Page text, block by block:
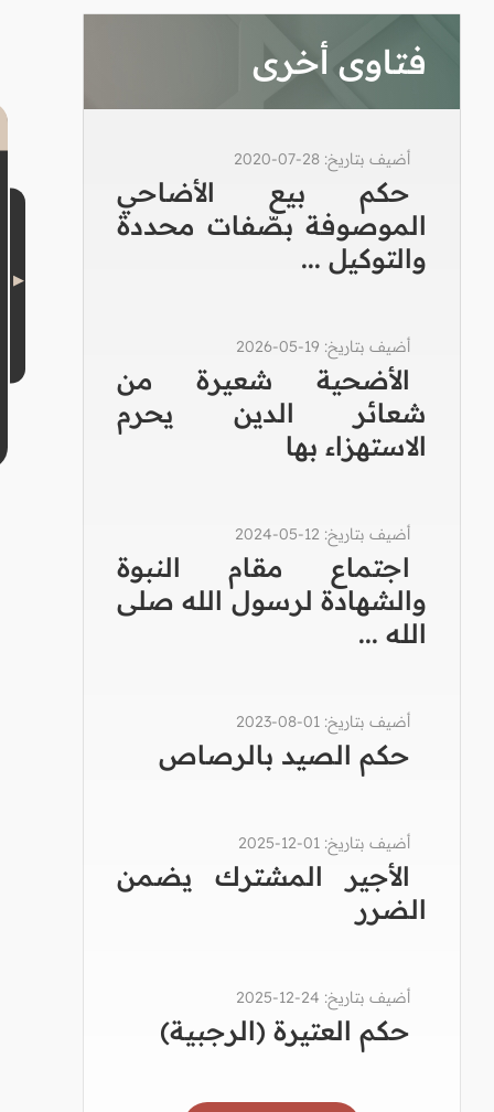
فتاوى أخرى
أضيف بتاريخ: 28-07-2020
حكم بيع الأضاحي
الموصوفة بصّفات محددة
والتوكيل ...
أضيف بتاريخ: 19-05-2026
الأضحية شعيرة من
شعائر الدين يحرم
الاستهزاء بها
أضيف بتاريخ: 12-05-2024
اجتماع مقام النبوة
والشهادة لرسول الله صلى
الله ...
أضيف بتاريخ: 01-08-2023
حكم الصيد بالرصاص
أضيف بتاريخ: 01-12-2025
الأجير المشترك يضمن
الضرر
أضيف بتاريخ: 24-12-2025
حكم العتيرة (الرجبية)